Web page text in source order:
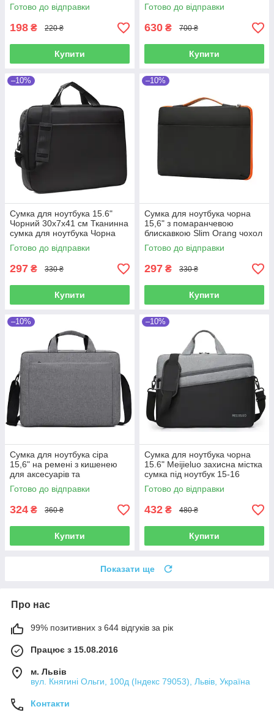
зарядки універсальний
чорний
Готово до відправки
198 ₴ 220 ₴
Купити
Готово до відправки
630 ₴ 700 ₴
Купити
–10%
Сумка для ноутбука 15.6"
Чорний 30х7х41 см Тканинна
сумка для ноутбука Чорна
сумка для ноутбука для
чоловіків
Готово до відправки
297 ₴ 330 ₴
Купити
–10%
Сумка для ноутбука чорна
15,6" з помаранчевою
блискавкою Slim Orang чохол
з ручкою до ноутбуку 15
дюймів Чорний
Готово до відправки
297 ₴ 330 ₴
Купити
–10%
Сумка для ноутбука сіра
15,6" на ремені з кишенею
для аксесуарів та
внутрішньою перегородкою
Готово до відправки
324 ₴ 360 ₴
Купити
–10%
Сумка для ноутбука чорна
15.6" Meijieluo захисна містка
сумка під ноутбук 15-16
дюймів Чорно-сіра
Готово до відправки
432 ₴ 480 ₴
Купити
Показати ще
Про нас
99% позитивних з 644 відгуків за рік
Працює з 15.08.2016
м. Львів
вул. Княгині Ольги, 100д (Індекс 79053), Львів, Україна
Контакти